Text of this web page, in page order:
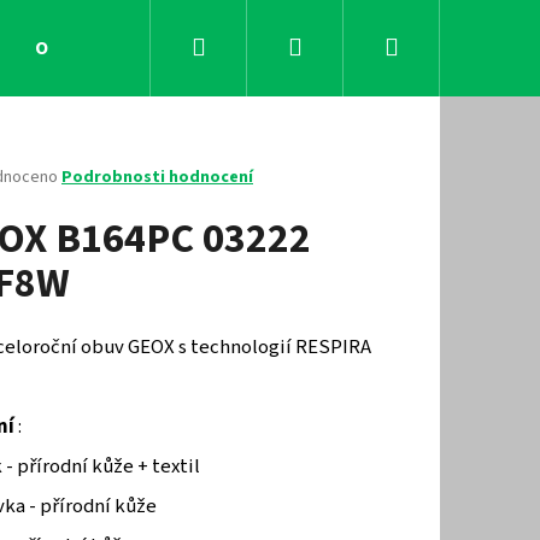
Obchodní podmínky KontaktyPřihlášení
Podrobnosti hodnocení
B164PC 03222
obuv GEOX s technologií RESPIRA
:
- přírodní kůže + textil
- přírodní kůže